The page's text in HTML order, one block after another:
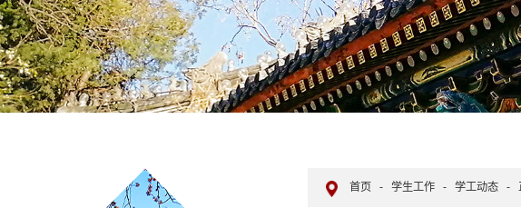
首页 - 学生工作 - 学工动态 -